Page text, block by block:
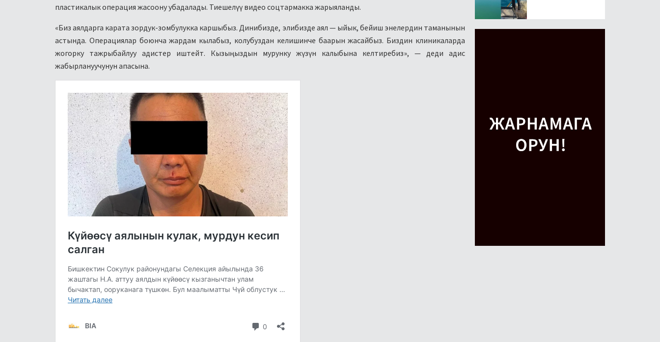
пластикалык операция жасоону убадалады. Тиешелүү видео соцтармакка жарыяланды.
«Биз аялдарга карата зордук-зомбулукка каршыбыз. Динибизде, элибизде аял — ыйык, бейиш энелердин таманынын
астында. Операциялар боюнча жардам кылабыз, колубуздан келишинче баарын жасайбыз. Биздин клиникаларда
жогорку тажрыбайлуу адистер иштейт. Кызыңыздын мурунку жүзүн калыбына келтиребиз», — деди адис
жабырлануучунун апасына.